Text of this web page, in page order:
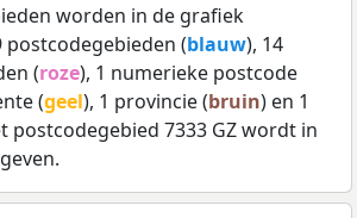
worden in de grafiek
postcodegebieden (blauw), 14
(roze), 1 numerieke postcode
(geel), 1 provincie (bruin) en 1
postcodegebied 7333 GZ wordt in